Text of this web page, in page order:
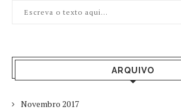
ARQUIVO
Novembro 2017